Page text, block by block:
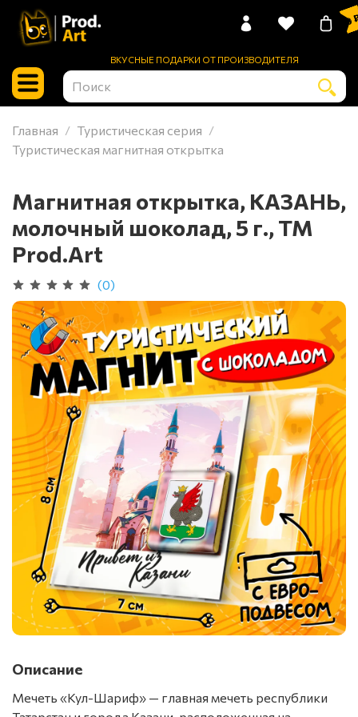
ВКУСНЫЕ ПОДАРКИ ОТ ПРОИЗВОДИТЕЛЯ
0
Главная
Туристическая серия
Туристическая магнитная открытка
Магнитная открытка, КАЗАНЬ,
молочный шоколад, 5 г., TM
Prod.Art
(0)
Описание
Мечеть «Кул-Шариф» — главная мечеть республики